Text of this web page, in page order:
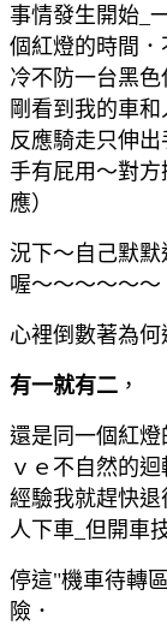
事情發生開始_
個紅燈的時間．
冷不防一台黑色
剛看到我的車
反應騎走只伸
手有屁用～對
應）
況下～自己默
喔～～～～～～
心裡倒數著為何
有一就有二 ，
還是同一個紅燈
ｖｅ不自然的
經驗我就趕快
人下車_但開車
停這"機車待轉
險．